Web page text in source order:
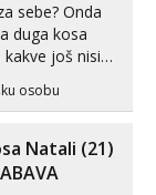
sebe? Onda
duga kosa
još nisi
O usnama
pune usne
Uvijek sam
osobu
Natali (21)